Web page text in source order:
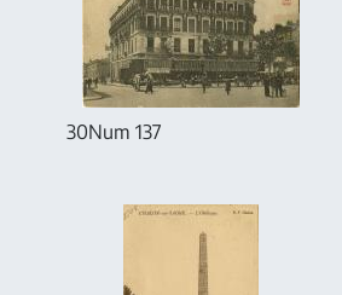
30Num 137